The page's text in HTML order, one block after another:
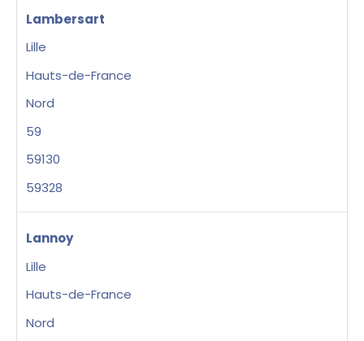
Lambersart
Lille
Hauts-de-France
Nord
59
59130
59328
Lannoy
Lille
Hauts-de-France
Nord